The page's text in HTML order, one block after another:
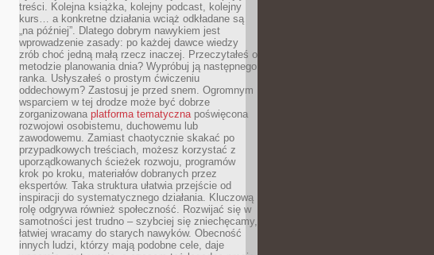
treści. Kolejna książka, kolejny podcast, kolejny
kurs… a konkretne działania wciąż odkładane są
„na później”. Dlatego dobrym nawykiem jest
wprowadzenie zasady: po każdej dawce wiedzy
zrób choć jedną małą rzecz inaczej. Przeczytałeś o
metodzie planowania dnia? Wypróbuj ją następnego
ranka. Usłyszałeś o prostym ćwiczeniu
oddechowym? Zastosuj je przed snem. Ogromnym
wsparciem w tej drodze może być dobrze
zorganizowana platforma tematycznapoświęcona
rozwojowi osobistemu, duchowemu lub
zawodowemu. Zamiast chaotycznie skakać po
przypadkowych treściach, możesz korzystać z
uporządkowanych ścieżek rozwoju, programów
krok po kroku, materiałów dobranych przez
ekspertów. Taka struktura ułatwia przejście od
inspiracji do systematycznego działania. Kluczową
rolę odgrywa również społeczność. Rozwijać się w
samotności jest trudno – szybciej się zniechęcamy,
łatwiej wracamy do starych nawyków. Obecność
innych ludzi, którzy mają podobne cele, daje